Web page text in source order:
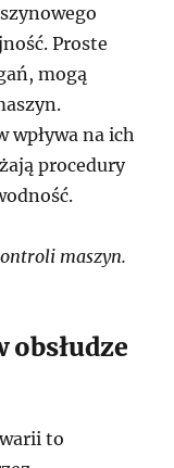
Proste
mogą
wpływa na ich
procedury
maszyn.
obsłudze
to